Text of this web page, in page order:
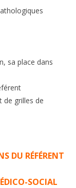
sa place dans
de grilles de
DU RÉFÉRENT
SOCIAL